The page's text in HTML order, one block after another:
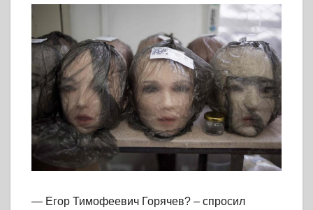
— Егор Тимофеевич Горячев? – спросил